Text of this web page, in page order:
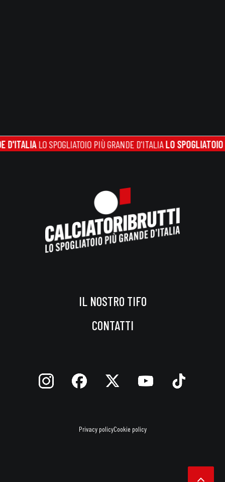
LO SPOGLIATOIO PIÙ GRANDE D'ITALIALO SPOGLIATOIO PIÙ
IL NOSTRO TIFO
CONTATTI
Privacy policyCookie policy